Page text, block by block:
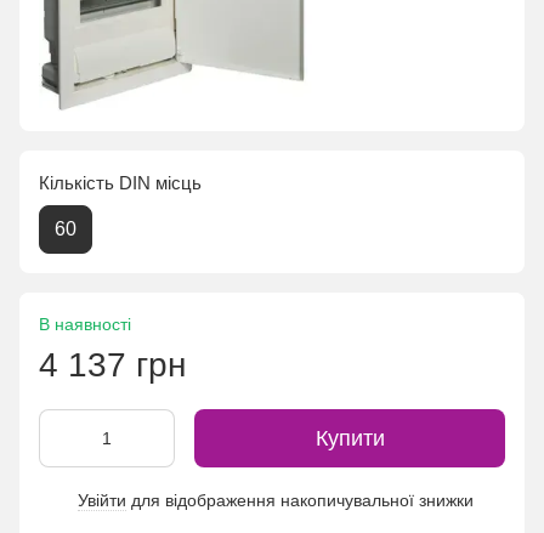
Кількість DIN місць
60
В наявності
4 137 грн
Купити
Увійти для відображення накопичувальної знижки